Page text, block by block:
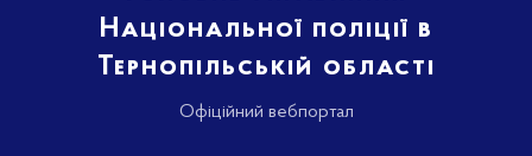
Національної поліції в
Тернопільській області
Офіційний вебпортал